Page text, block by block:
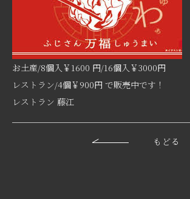
お土産/8個入￥1600 円/16個入￥3000円
レストラン/4個￥900円 で販売中です！
レストラン 藤江
もどる